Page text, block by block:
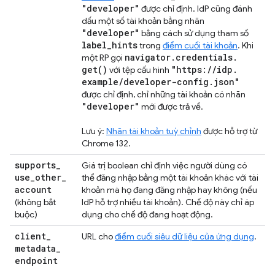
"developer" được chỉ định. IdP cũng đánh
dấu một số tài khoản bằng nhãn
"developer" bằng cách sử dụng tham số
label_hintstrong điểm cuối tài khoản. Khi
một RP gọi navigator. credentials.
get( ) với tệp cấu hình "https: //idp .
example/developer-config . json"
được chỉ định, chỉ những tài khoản có nhãn
"developer" mới được trả về.
Lưu ý: Nhãn tài khoản tuỳ chỉnh được hỗ trợ từ
Chrome 132.
supports_
use_other_
account
(không bắt
buộc)
Giá trị boolean chỉ định việc người dùng có
thể đăng nhập bằng một tài khoản khác với tài
khoản mà họ đang đăng nhập hay không (nếu
IdP hỗ trợ nhiều tài khoản). Chế độ này chỉ áp
dụng cho chế độ đang hoạt động.
client_
metadata_
endpoint
URL chođiểm cuối siêu dữ liệu của ứng dụng.